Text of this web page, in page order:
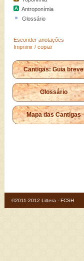
Antroponímia
Glossário
Esconder anotações
Imprimir / copiar
Cantigas: Guia breve
Glossário
Mapa das Cantigas
©2011-2012 Littera - FCSH